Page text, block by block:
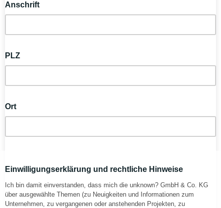
Anschrift
PLZ
Ort
Einwilligungserklärung und rechtliche Hinweise
Ich bin damit einverstanden, dass mich die unknown? GmbH & Co. KG
über ausgewählte Themen (zu Neuigkeiten und Informationen zum
Unternehmen, zu vergangenen oder anstehenden Projekten, zu